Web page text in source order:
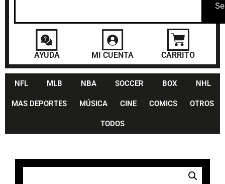
AYUDA MI CUENTA CARRITO
NFL MLB NBA SOCCER BOX NHL
MAS DEPORTES MÚSICA CINE COMICS OTROS
TODOS